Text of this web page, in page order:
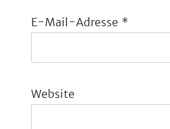
E-Mail-Adresse *
Website